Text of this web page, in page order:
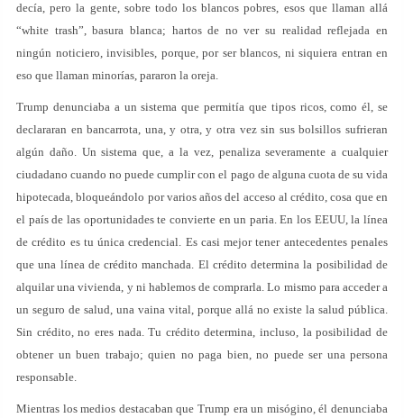
decía, pero la gente, sobre todo los blancos pobres, esos que llaman allá
“white trash”, basura blanca; hartos de no ver su realidad reflejada en
ningún noticiero, invisibles, porque, por ser blancos, ni siquiera entran en
eso que llaman minorías, pararon la oreja.
Trump denunciaba a un sistema que permitía que tipos ricos, como él, se
declararan en bancarrota, una, y otra, y otra vez sin sus bolsillos sufrieran
algún daño. Un sistema que, a la vez, penaliza severamente a cualquier
ciudadano cuando no puede cumplir con el pago de alguna cuota de su vida
hipotecada, bloqueándolo por varios años del acceso al crédito, cosa que en
el país de las oportunidades te convierte en un paria. En los EEUU, la línea
de crédito es tu única credencial. Es casi mejor tener antecedentes penales
que una línea de crédito manchada. El crédito determina la posibilidad de
alquilar una vivienda, y ni hablemos de comprarla. Lo mismo para acceder a
un seguro de salud, una vaina vital, porque allá no existe la salud pública.
Sin crédito, no eres nada. Tu crédito determina, incluso, la posibilidad de
obtener un buen trabajo; quien no paga bien, no puede ser una persona
responsable.
Mientras los medios destacaban que Trump era un misógino, él denunciaba